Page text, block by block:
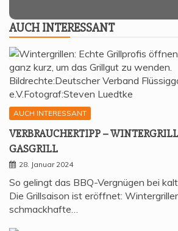
AUCH INTER­ES­SANT
AUCH INTERESSANT
VER­BRAU­CHER­TIPP –
GASGRILL
28. Januar 2024
So gelingt das BBQ-Vergnügen bei
Die Grillsaison ist eröffnet:
schmackhafte…